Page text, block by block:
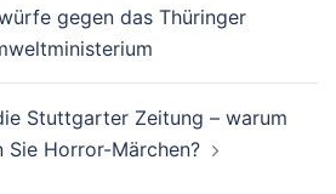
gegen das Thüringer
Stuttgarter Zeitung – warum
Sie Horror-Märchen?